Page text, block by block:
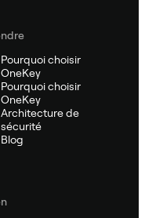
Pourquoi choisir
OneKey
Pourquoi choisir
OneKey
Architecture de
sécurité
Blog